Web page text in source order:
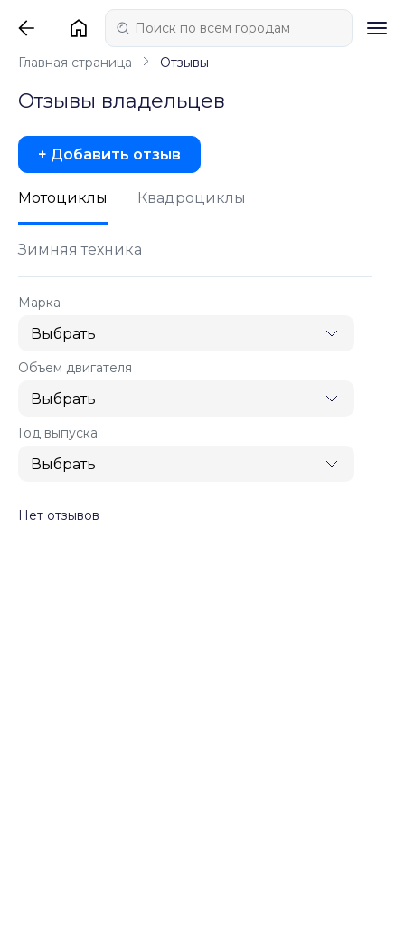
Главная страница Отзывы
Отзывы владельцев
+ Добавить отзыв
Мотоциклы Квадроциклы
Зимняя техника
Марка
Объем двигателя
Год выпуска
Нет отзывов